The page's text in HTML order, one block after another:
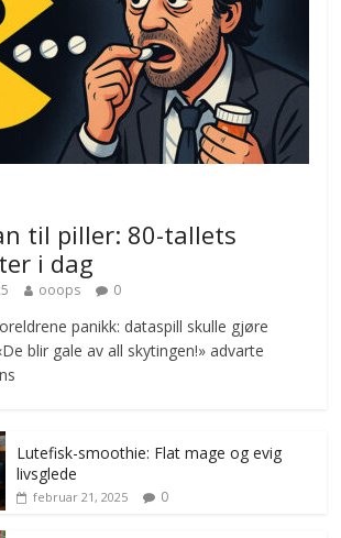
Drone stopper flytrafikken i Stockholm,
ekspert mistenker MDG
november 6, 2025 No Comments
Norge innfører nullvisjon for nedbør
juni 23, 2026 No Comments
til piller: 80-tallets
i dag
ooops 0
panikk: dataspill skulle gjøre
blir gale av all skytingen!» advarte
Lutefisk-smoothie: Flat mage og evig
livsglede
februar 21, 2025 0